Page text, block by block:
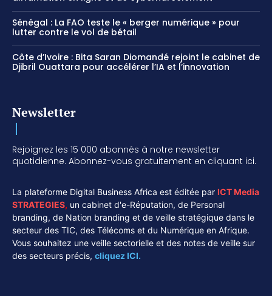
Sénégal : La FAO teste le « berger numérique » pour
lutter contre le vol de bétail
Côte d’Ivoire : Bita Saran Diomandé rejoint le cabinet de
Djibril Ouattara pour accélérer l’IA et l’innovation
Newsletter
Rejoignez les 15 000 abonnés à notre newsletter
quotidienne. Abonnez-vous gratuitement en cliquant ici.
La plateforme Digital Business Africa est éditée par ICT Media
STRATEGIES, un cabinet d'e-Réputation, de Personal
branding, de Nation branding et de veille stratégique dans le
secteur des TIC, des Télécoms et du Numérique en Afrique.
Vous souhaitez une veille sectorielle et des notes de veille sur
des secteurs précis, cliquez ICI.